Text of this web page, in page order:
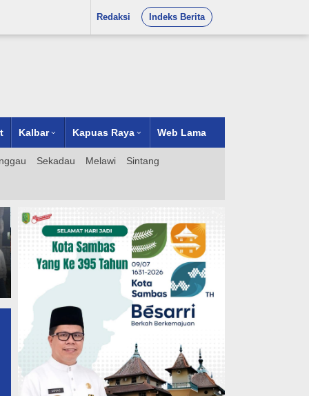
Redaksi Indeks Berita
Kalbar Kapuas Raya Web Lama
Sekadau Melawi Sintang